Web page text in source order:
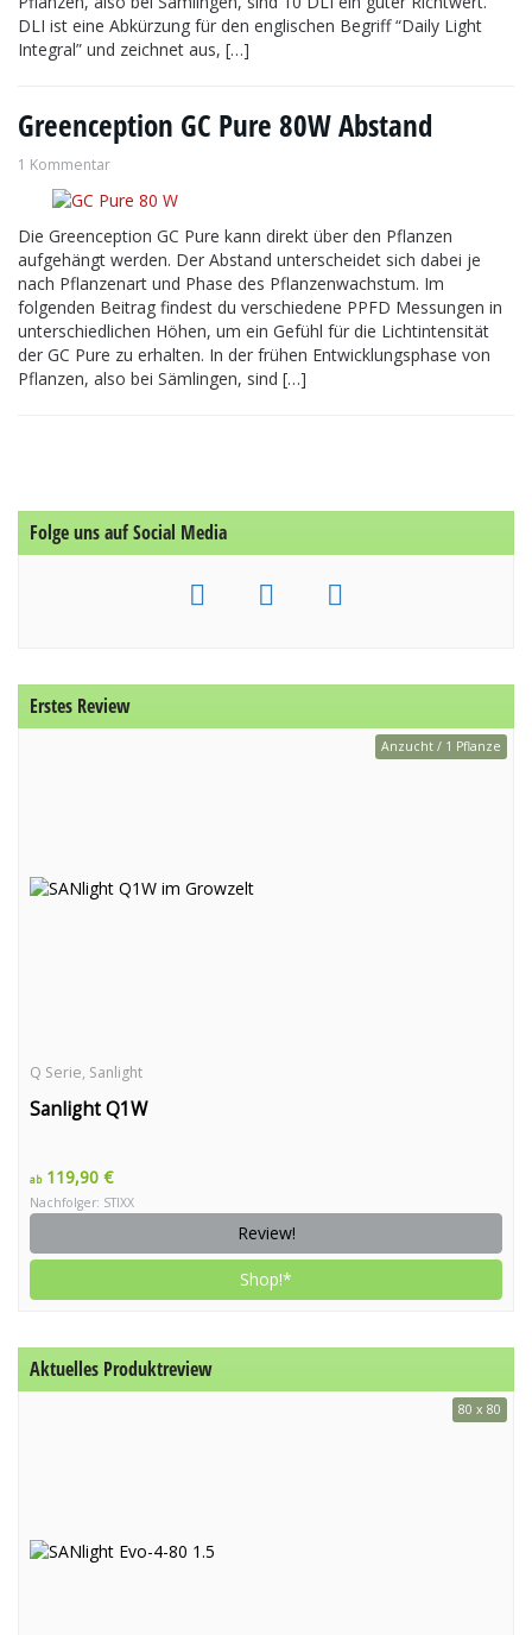
DLI ist eine Abkürzung für den englischen Begriff “Daily Light
Integral” und zeichnet aus, […]
Greenception GC Pure 80W Abstand
1 Kommentar
Die Greenception GC Pure kann direkt über den Pflanzen
aufgehängt werden. Der Abstand unterscheidet sich dabei je
nach Pflanzenart und Phase des Pflanzenwachstum. Im
folgenden Beitrag findest du verschiedene PPFD Messungen in
unterschiedlichen Höhen, um ein Gefühl für die Lichtintensität
der GC Pure zu erhalten. In der frühen Entwicklungsphase von
Pflanzen, also bei Sämlingen, sind […]
Folge uns auf Social Media
Erstes Review
Anzucht / 1 Pflanze
Q Serie, Sanlight
Sanlight Q1W
ab119,90 €
Nachfolger: STIXX
Review!
Shop!*
Aktuelles Produktreview
80 x 80